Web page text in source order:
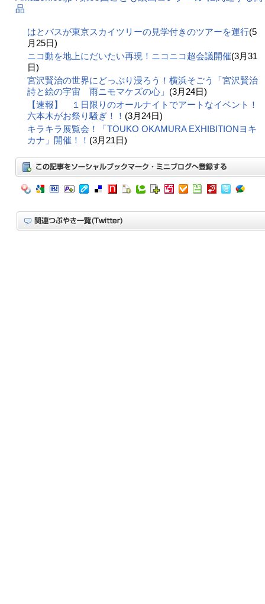
品
はとバスが東京スカイツリーの見学付きのツアーを運行(5
月25日)
ニコ動を地上にだいたい再現！ニコニコ超会議開催(3月31
日)
宮沢賢治の世界にどっぷり浸ろう！横浜そごう「宮沢賢治
詩と絵の宇宙 雨ニモマケズの心」 (3月24日)
【速報】 １日限りのオールナイトでアートなイベント！
六本木がお祭り騒ぎ！！ (3月24日)
キラキラ展覧会！「TOUKO OKAMURA EXHIBITIONヨキ
カナ」開催！！ (3月21日)